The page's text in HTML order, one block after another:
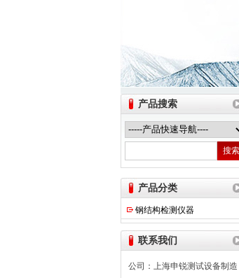
上海申锐测试设备制造有限公司
产品搜索
产品分类
钢结构检测仪器
联系我们
公司：上海申锐测试设备制造